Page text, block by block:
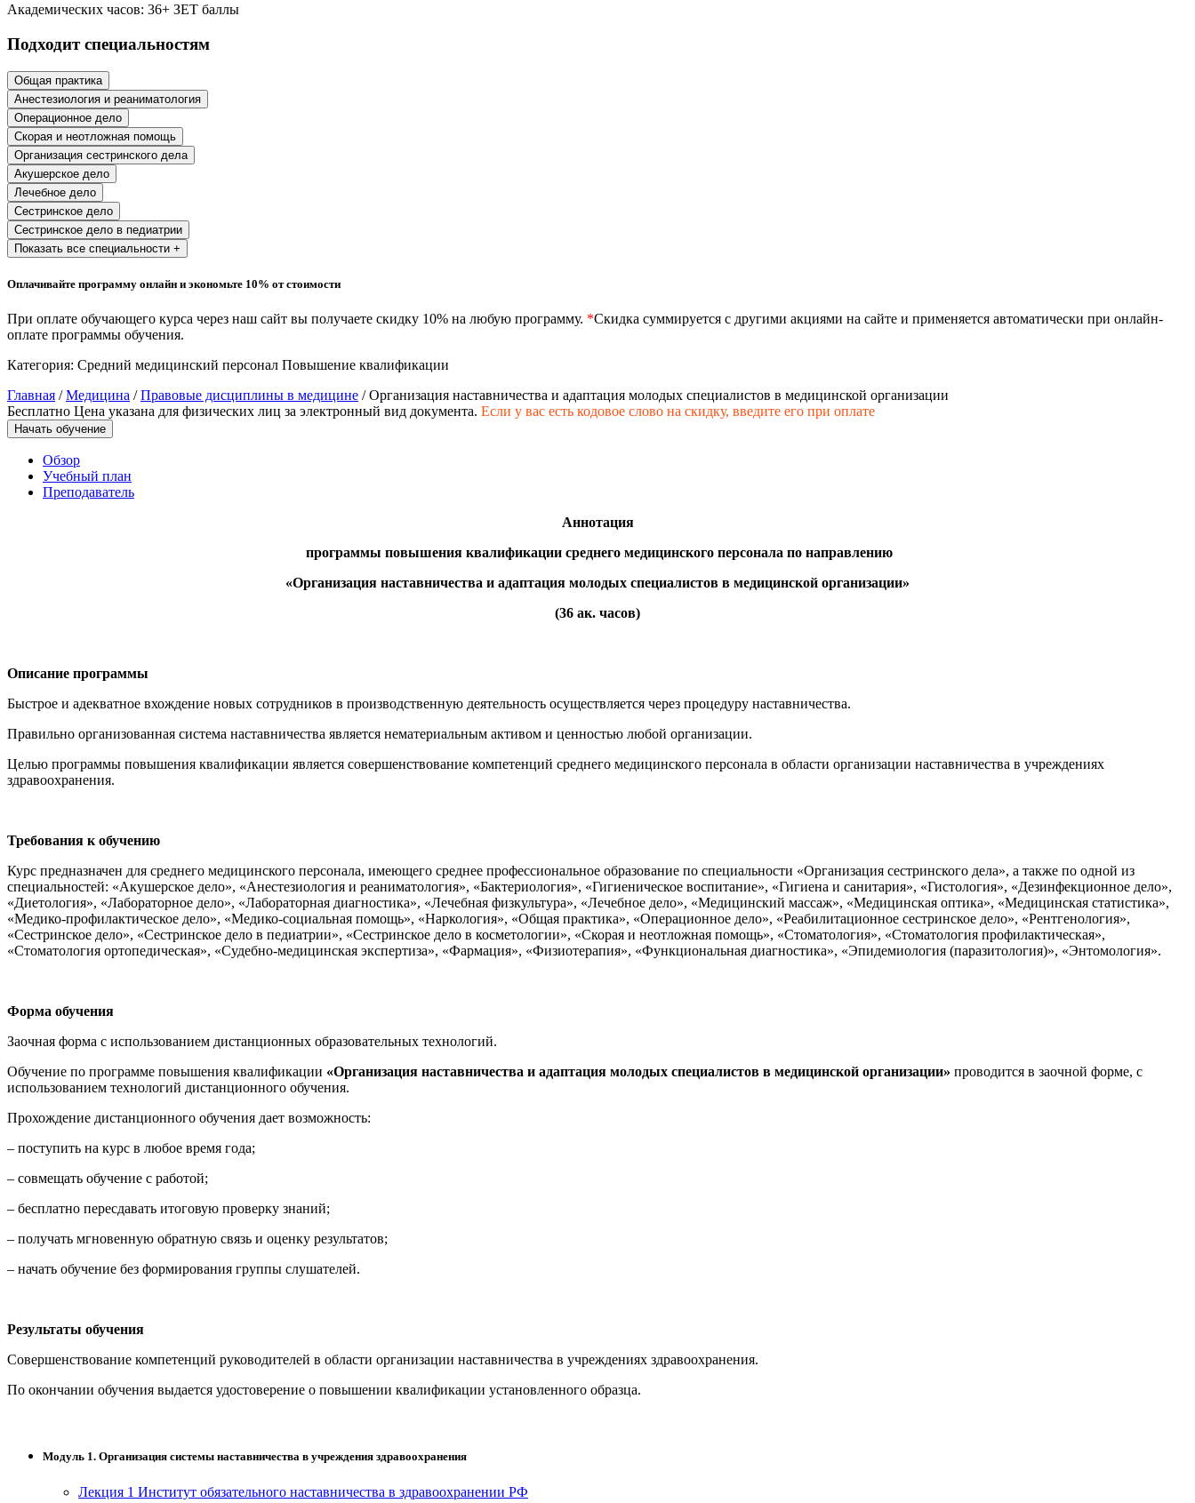
и служащих
Техносферная безопасность и ОТ
природообустройство
промышленности
Управление охраной труда.
Прикладная геология, горное дело,
Техника и технологии наземного
Техника и технологии строительства
Ядерная энергетика и технологии
Культура и спорт
Физкультура и спорт
Изобразительное и прикладные виды
информативно-библиотечное дело
Управление в технических системах
Ветеринария и зоотехника
аккредитации
Основные Услуги
Академических часов: 36+ ЗЕТ баллы
Подходит специальностям
Общая практика
Анестезиология и реаниматология
Операционное дело
Скорая и неотложная помощь
Организация сестринского дела
Акушерское дело
Лечебное дело
Сестринское дело
Сестринское дело в педиатрии
Показать все специальности +
Оплачивайте программу онлайн и экономьте 10% от стоимости
При оплате обучающего курса через наш сайт вы получаете скидку 10% на любую программу. *Скидка суммируется с другими акциями на сайте и применяется автоматически при онлайн-
оплате программы обучения.
Категория: Средний медицинский персонал Повышение квалификации
Главная /Медицина /Правовые дисциплины в медицине / Организация наставничества и адаптация молодых специалистов в медицинской организации
Бесплатно Цена указана для физических лиц за электронный вид документа. Если у вас есть кодовое слово на скидку, введите его при оплате
Начать обучение
Обзор
Учебный план
Преподаватель
Аннотация
программы повышения квалификации среднего медицинского персонала по направлению
«Организация наставничества и адаптация молодых специалистов в медицинской организации»
(36 ак. часов)
Описание программы
Быстрое и адекватное вхождение новых сотрудников в производственную деятельность осуществляется через процедуру наставничества.
Правильно организованная система наставничества является нематериальным активом и ценностью любой организации.
Целью программы повышения квалификации является совершенствование компетенций среднего медицинского персонала в области организации наставничества в учреждениях
здравоохранения.
Требования к обучению
Курс предназначен для среднего медицинского персонала, имеющего среднее профессиональное образование по специальности «Организация сестринского дела», а также по одной из
специальностей: «Акушерское дело», «Анестезиология и реаниматология», «Бактериология», «Гигиеническое воспитание», «Гигиена и санитария», «Гистология», «Дезинфекционное дело»,
«Диетология», «Лабораторное дело», «Лабораторная диагностика», «Лечебная физкультура», «Лечебное дело», «Медицинский массаж», «Медицинская оптика», «Медицинская статистика»,
«Медико-профилактическое дело», «Медико-социальная помощь», «Наркология», «Общая практика», «Операционное дело», «Реабилитационное сестринское дело», «Рентгенология»,
«Сестринское дело», «Сестринское дело в педиатрии», «Сестринское дело в косметологии», «Скорая и неотложная помощь», «Стоматология», «Стоматология профилактическая»,
«Стоматология ортопедическая», «Судебно-медицинская экспертиза», «Фармация», «Физиотерапия», «Функциональная диагностика», «Эпидемиология (паразитология)», «Энтомология».
Форма обучения
Заочная форма с использованием дистанционных образовательных технологий.
Обучение по программе повышения квалификации «Организация наставничества и адаптация молодых специалистов в медицинской организации» проводится в заочной форме, с
использованием технологий дистанционного обучения.
Прохождение дистанционного обучения дает возможность:
– поступить на курс в любое время года;
– совмещать обучение с работой;
– бесплатно пересдавать итоговую проверку знаний;
– получать мгновенную обратную связь и оценку результатов;
– начать обучение без формирования группы слушателей.
Результаты обучения
Совершенствование компетенций руководителей в области организации наставничества в учреждениях здравоохранения.
По окончании обучения выдается удостоверение о повышении квалификации установленного образца.
Модуль 1. Организация системы наставничества в учреждения здравоохранения
Лекция 1 Институт обязательного наставничества в здравоохранении РФ